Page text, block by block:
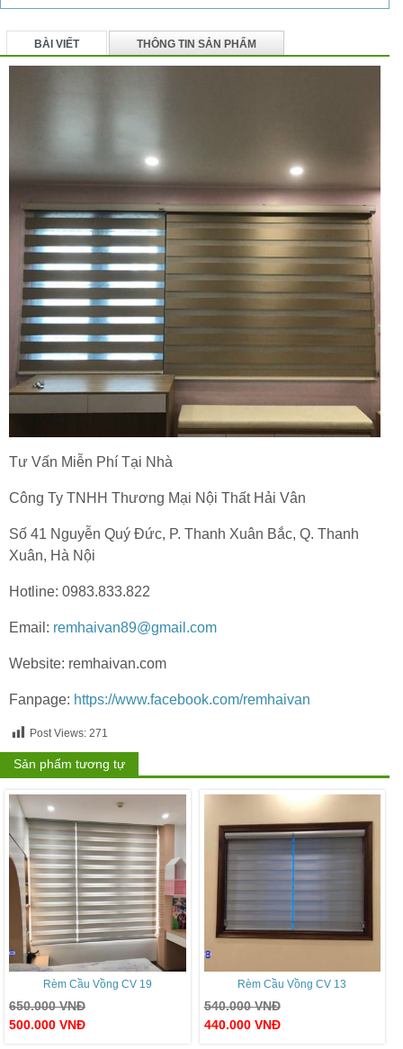
BÀI VIẾT THÔNG TIN SẢN PHẨM
Tư Vấn Miễn Phí Tại Nhà
Công Ty TNHH Thương Mại Nội Thất Hải Vân
Số 41 Nguyễn Quý Đức, P. Thanh Xuân Bắc, Q. Thanh
Xuân, Hà Nội
Hotline: 0983.833.822
Email: remhaivan89@gmail.com
Website: remhaivan.com
Fanpage: https://www.facebook.com/remhaivan
Post Views: 271
Sản phẩm tương tự
Rèm Cầu Vồng CV 19
650.000VNĐ
500.000 VNĐ
Rèm Cầu Vồng CV 13
540.000VNĐ
440.000 VNĐ